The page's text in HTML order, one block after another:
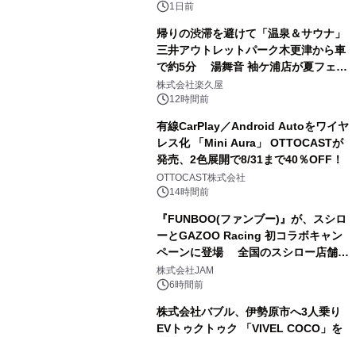
1日前
帰りの渋滞を避けて「温泉＆サウナ」
三井アウトレットパーク木更津から車
で約5分 湯舞音 袖ケ浦店が夏フェア
メニューを提供
株式会社楽久屋
12時間前
有線CarPlay／Android Autoをワイヤ
レス化 「Mini Aura」 OTTOCASTが
発売、2色展開で8/31まで40％OFF！
OTTOCAST株式会社
14時間前
『FUNBOO(ファンブー)』が、スシロ
ーとGAZOO Racing 初コラボキャン
ペーンに登場 全国のスシロー店舗で
GR 4車種の FUNBOO(ミニカー)付き
メニューが展開されます
株式会社JAM
6時間前
株式会社バブル、伊勢原市へ3人乗り
EVトゥクトゥク 「VIVEL COCO」を